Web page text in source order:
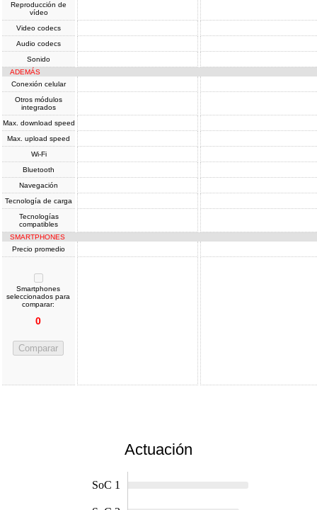
Reproducción de
vídeo
Video codecs
Audio codecs
Sonido
ADEMÁS
Conexión celular
Otros módulos
integrados
Max. download speed
Max. upload speed
Wi-Fi
Bluetooth
Navegación
Tecnología de carga
Tecnologías
compatibles
SMARTPHONES
Precio promedio
Smartphones
seleccionados para
comparar:
0
Comparar
Actuación
SoC 1